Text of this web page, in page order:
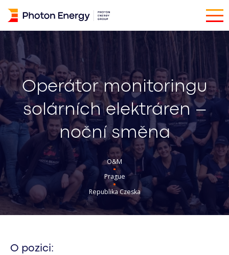
Operátor monitoringu
solárních elektráren –
noční směna
O&M
Prague
Republika Czeska
O pozici: